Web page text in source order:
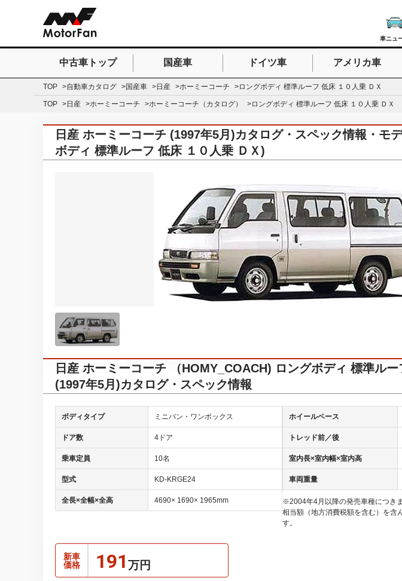
車ニュ
検索したいキーワードを入力
中古車トップ 国産車 ドイツ車 アメリカ車
TOP 自動車カタログ 国産車 日産 ホーミーコーチ ロングボディ 標準ルーフ 低床 １０人乗 ＤＸ
TOP 日産 ホーミーコーチ ホーミーコーチ（カタログ） ロングボディ 標準ルーフ 低床 １０人乗 ＤＸ
日産 ホーミーコーチ (1997年5月)カタログ・スペック情報・モ
ボディ 標準ルーフ 低床 １０人乗 ＤＸ)
日産 ホーミーコーチ （HOMY_COACH) ロングボディ 標準ル
(1997年5月)カタログ・スペック情報
ボディタイプ ミニバン・ワンボックス
ドア数 4ドア
乗車定員 10名
型式 KD-KRGE24
全長×全幅×全高 4690× 1690× 1965mm
ホイールベース
トレッド前／後
室内長×室内幅×室内高
車両重量
※2004年4月以降の発売車種につき
相当額（地方消費税額を含む）を含
す。
新車
価格
191 万円